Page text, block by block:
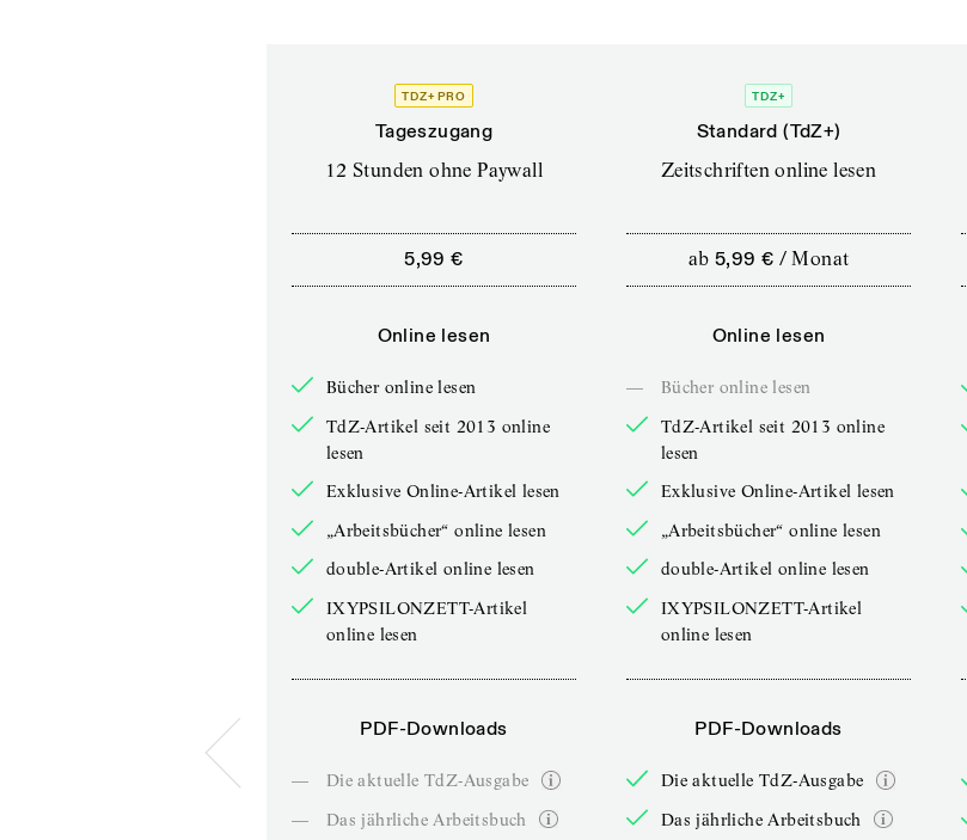
TDZ+ PRO
Tageszugang
12 Stunden ohne Paywall
5,99 €
Online lesen
Bücher online lesen
TdZ-Artikel seit 2013 online
lesen
Exklusive Online-Artikel lesen
„Arbeitsbücher“ online lesen
double-Artikel online lesen
IXYPSILONZETT-Artikel
online lesen
PDF-Downloads
—
Die aktuelle TdZ-Ausgabe
—
Das jährliche Arbeitsbuch
TDZ+
Standard (TdZ+)
Zeitschriften online lesen
ab 5,99 € /Monat
Online lesen
—
Bücher online lesen
TdZ-Artikel seit 2013 online
lesen
Exklusive Online-Artikel lesen
„Arbeitsbücher“ online lesen
double-Artikel online lesen
IXYPSILONZETT-Artikel
online lesen
PDF-Downloads
Die aktuelle TdZ-Ausgabe
Das jährliche Arbeitsbuch